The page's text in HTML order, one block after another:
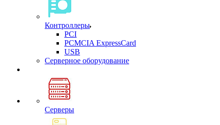
Контроллеры
PCI
PCMCIA ExpressCard
USB
Cерверное оборудование
Серверы